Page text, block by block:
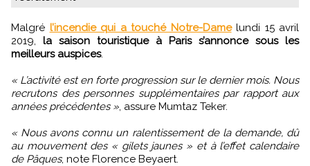
Malgré l’incendie qui a touché Notre-Damelundi 15 avril
2019, la saison touristique à Paris s’annonce sous les
meilleurs auspices.
« L’activité est en forte progression sur le dernier mois. Nous
recrutons des personnes supplémentaires par rapport aux
années précédentes » , assure Mumtaz Teker.
« Nous avons connu un ralentissement de la demande, dû
au mouvement des « gilets jaunes » et à l’effet calendaire
de Pâques, note Florence Beyaert.